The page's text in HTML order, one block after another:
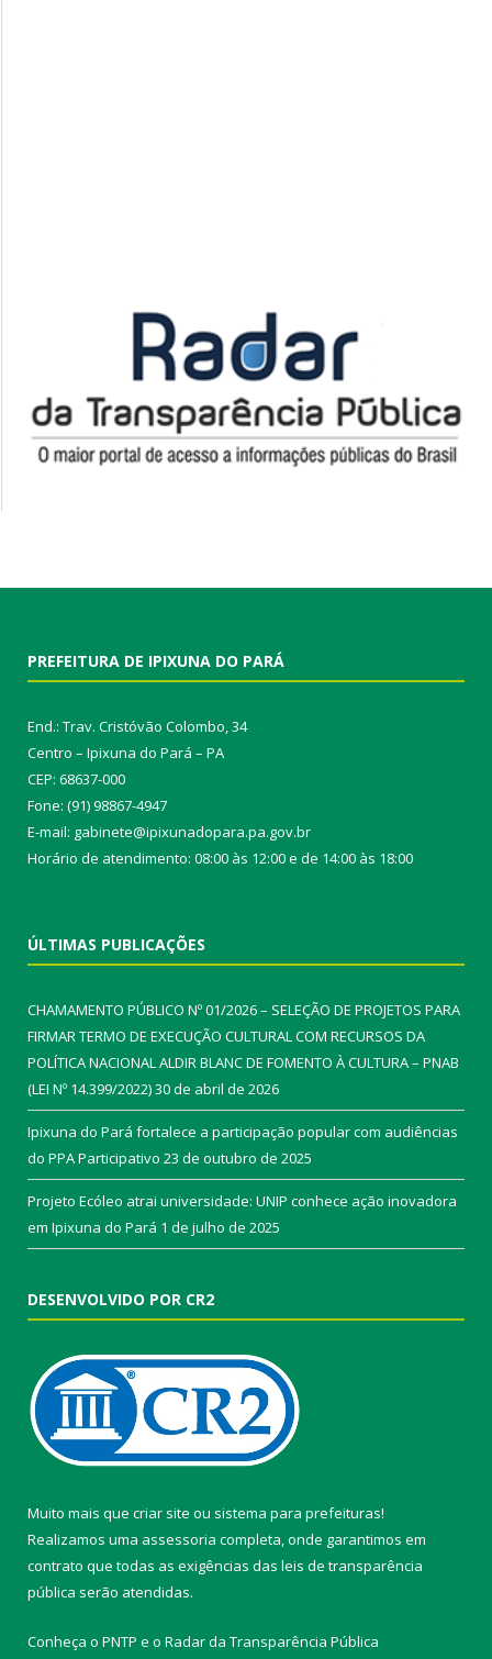
PREFEITURA DE IPIXUNA DO PARÁ
End.: Trav. Cristóvão Colombo, 34
Centro – Ipixuna do Pará – PA
CEP: 68637-000
Fone: (91) 98867-4947
E-mail: gabinete@ipixunadopara.pa.gov.br
Horário de atendimento: 08:00 às 12:00 e de 14:00 às 18:00
ÚLTIMAS PUBLICAÇÕES
CHAMAMENTO PÚBLICO Nº 01/2026 – SELEÇÃO DE PROJETOS PARA
FIRMAR TERMO DE EXECUÇÃO CULTURAL COM RECURSOS DA
POLÍTICA NACIONAL ALDIR BLANC DE FOMENTO À CULTURA – PNAB
(LEI Nº 14.399/2022)30 de abril de 2026
Ipixuna do Pará fortalece a participação popular com audiências
do PPA Participativo 23 de outubro de 2025
Projeto Ecóleo atrai universidade: UNIP conhece ação inovadora
em Ipixuna do Pará 1 de julho de 2025
DESENVOLVIDO POR CR2
Muito mais que criar site ou sistema para prefeituras!
Realizamos uma assessoria completa, onde garantimos em
contrato que todas as exigências das leis de transparência
pública serão atendidas.
Conheça o PNTP e o Radar da Transparência Pública